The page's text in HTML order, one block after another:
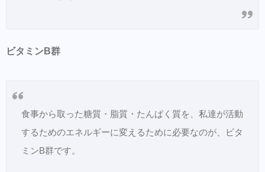
ビタミンB群
食事から取った糖質・脂質・たんぱく質を、私達が活動
するためのエネルギーに変えるために必要なのが、ビタ
ミンB群です。